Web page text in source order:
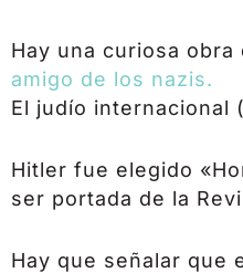
Hay una curiosa obra
amigo de los nazis.
El judío internacional
Hitler fue elegido
ser portada de la
Hay que señalar que